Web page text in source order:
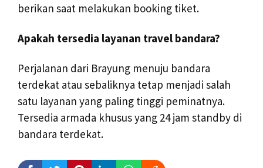
berikan saat melakukan booking tiket.
Apakah tersedia layanan travel bandara?
Perjalanan dari Brayung menuju bandara
terdekat atau sebaliknya tetap menjadi salah
satu layanan yang paling tinggi peminatnya.
Tersedia armada khusus yang 24 jam standby di
bandara terdekat.